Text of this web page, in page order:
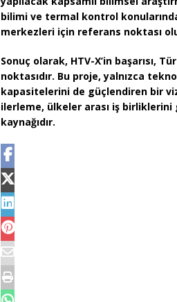
bilimi ve termal kontrol
merkezleri için referans noktası
Sonuç olarak, HTV-X’in başarısı,
noktasıdır. Bu proje, yalnızca
kapasitelerini de güçlendiren bir
ilerleme, ülkeler arası iş
kaynağıdır.